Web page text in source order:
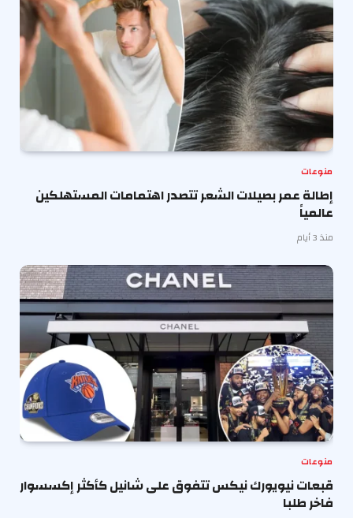
منوعات
إطالة عمر بصيلات الشعر تتصدر اهتمامات المستهلكين
عالمياً
منذ 3 أيام
منوعات
قبعات نيويورك نيكس تتفوق على شانيل كأكثر إكسسوار
فاخر طلبا